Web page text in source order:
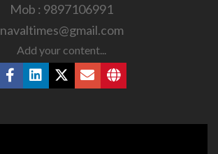
Mob : 9897106991
navaltimes@gmail.com
Add your content...